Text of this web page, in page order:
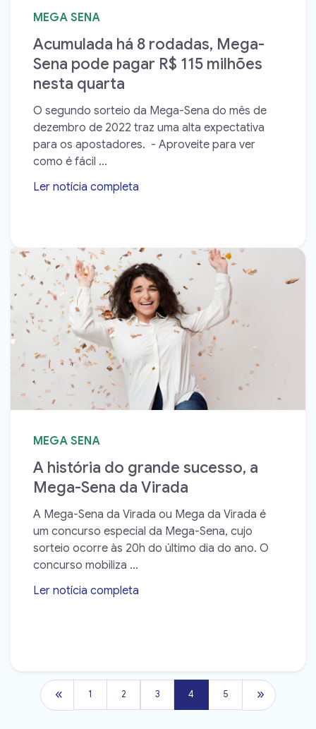
MEGA SENA
Acumulada há 8 rodadas, Mega-
Sena pode pagar R$ 115 milhões
nesta quarta
O segundo sorteio da Mega-Sena do mês de
dezembro de 2022 traz uma alta expectativa
para os apostadores. - Aproveite para ver
como é fácil ...
Ler notícia completa
MEGA SENA
A história do grande sucesso, a
Mega-Sena da Virada
A Mega-Sena da Virada ou Mega da Virada é
um concurso especial da Mega-Sena, cujo
sorteio ocorre às 20h do último dia do ano. O
concurso mobiliza ...
Ler notícia completa